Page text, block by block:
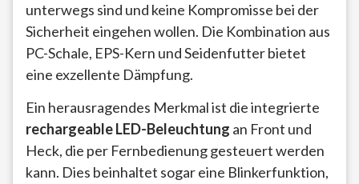
unterwegs sind und keine Kompromisse bei der
Sicherheit eingehen wollen. Die Kombination aus
PC-Schale, EPS-Kern und Seidenfutter bietet
eine exzellente Dämpfung.
Ein herausragendes Merkmal ist die integrierte
rechargeable LED-Beleuchtung an Front und
Heck, die per Fernbedienung gesteuert werden
kann. Dies beinhaltet sogar eine Blinkerfunktion,